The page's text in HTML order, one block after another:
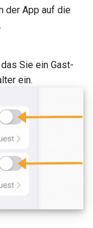
der App auf die
.
Sie ein Gast-
ein.